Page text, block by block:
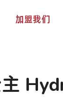
加盟我们